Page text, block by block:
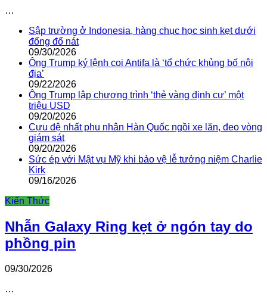
…
Sập trường ở Indonesia, hàng chục học sinh kẹt dưới
đống đổ nát
09/30/2026
Ông Trump ký lệnh coi Antifa là ‘tổ chức khủng bố nội
địa’
09/22/2026
Ông Trump lập chương trình ‘thẻ vàng định cư’ một
triệu USD
09/20/2026
Cựu đệ nhất phu nhân Hàn Quốc ngồi xe lăn, đeo vòng
giám sát
09/20/2026
Sức ép với Mật vụ Mỹ khi bảo vệ lễ tưởng niệm Charlie
Kirk
09/16/2026
Kiến Thức
Nhẫn Galaxy Ring kẹt ở ngón tay do
phồng pin
09/30/2026
…